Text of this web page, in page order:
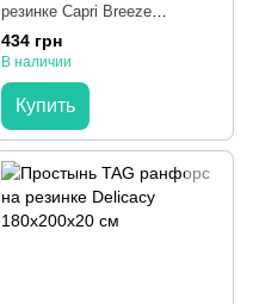
резинке Capri Breeze
180x200x20 см
434 грн
В наличии
Купить